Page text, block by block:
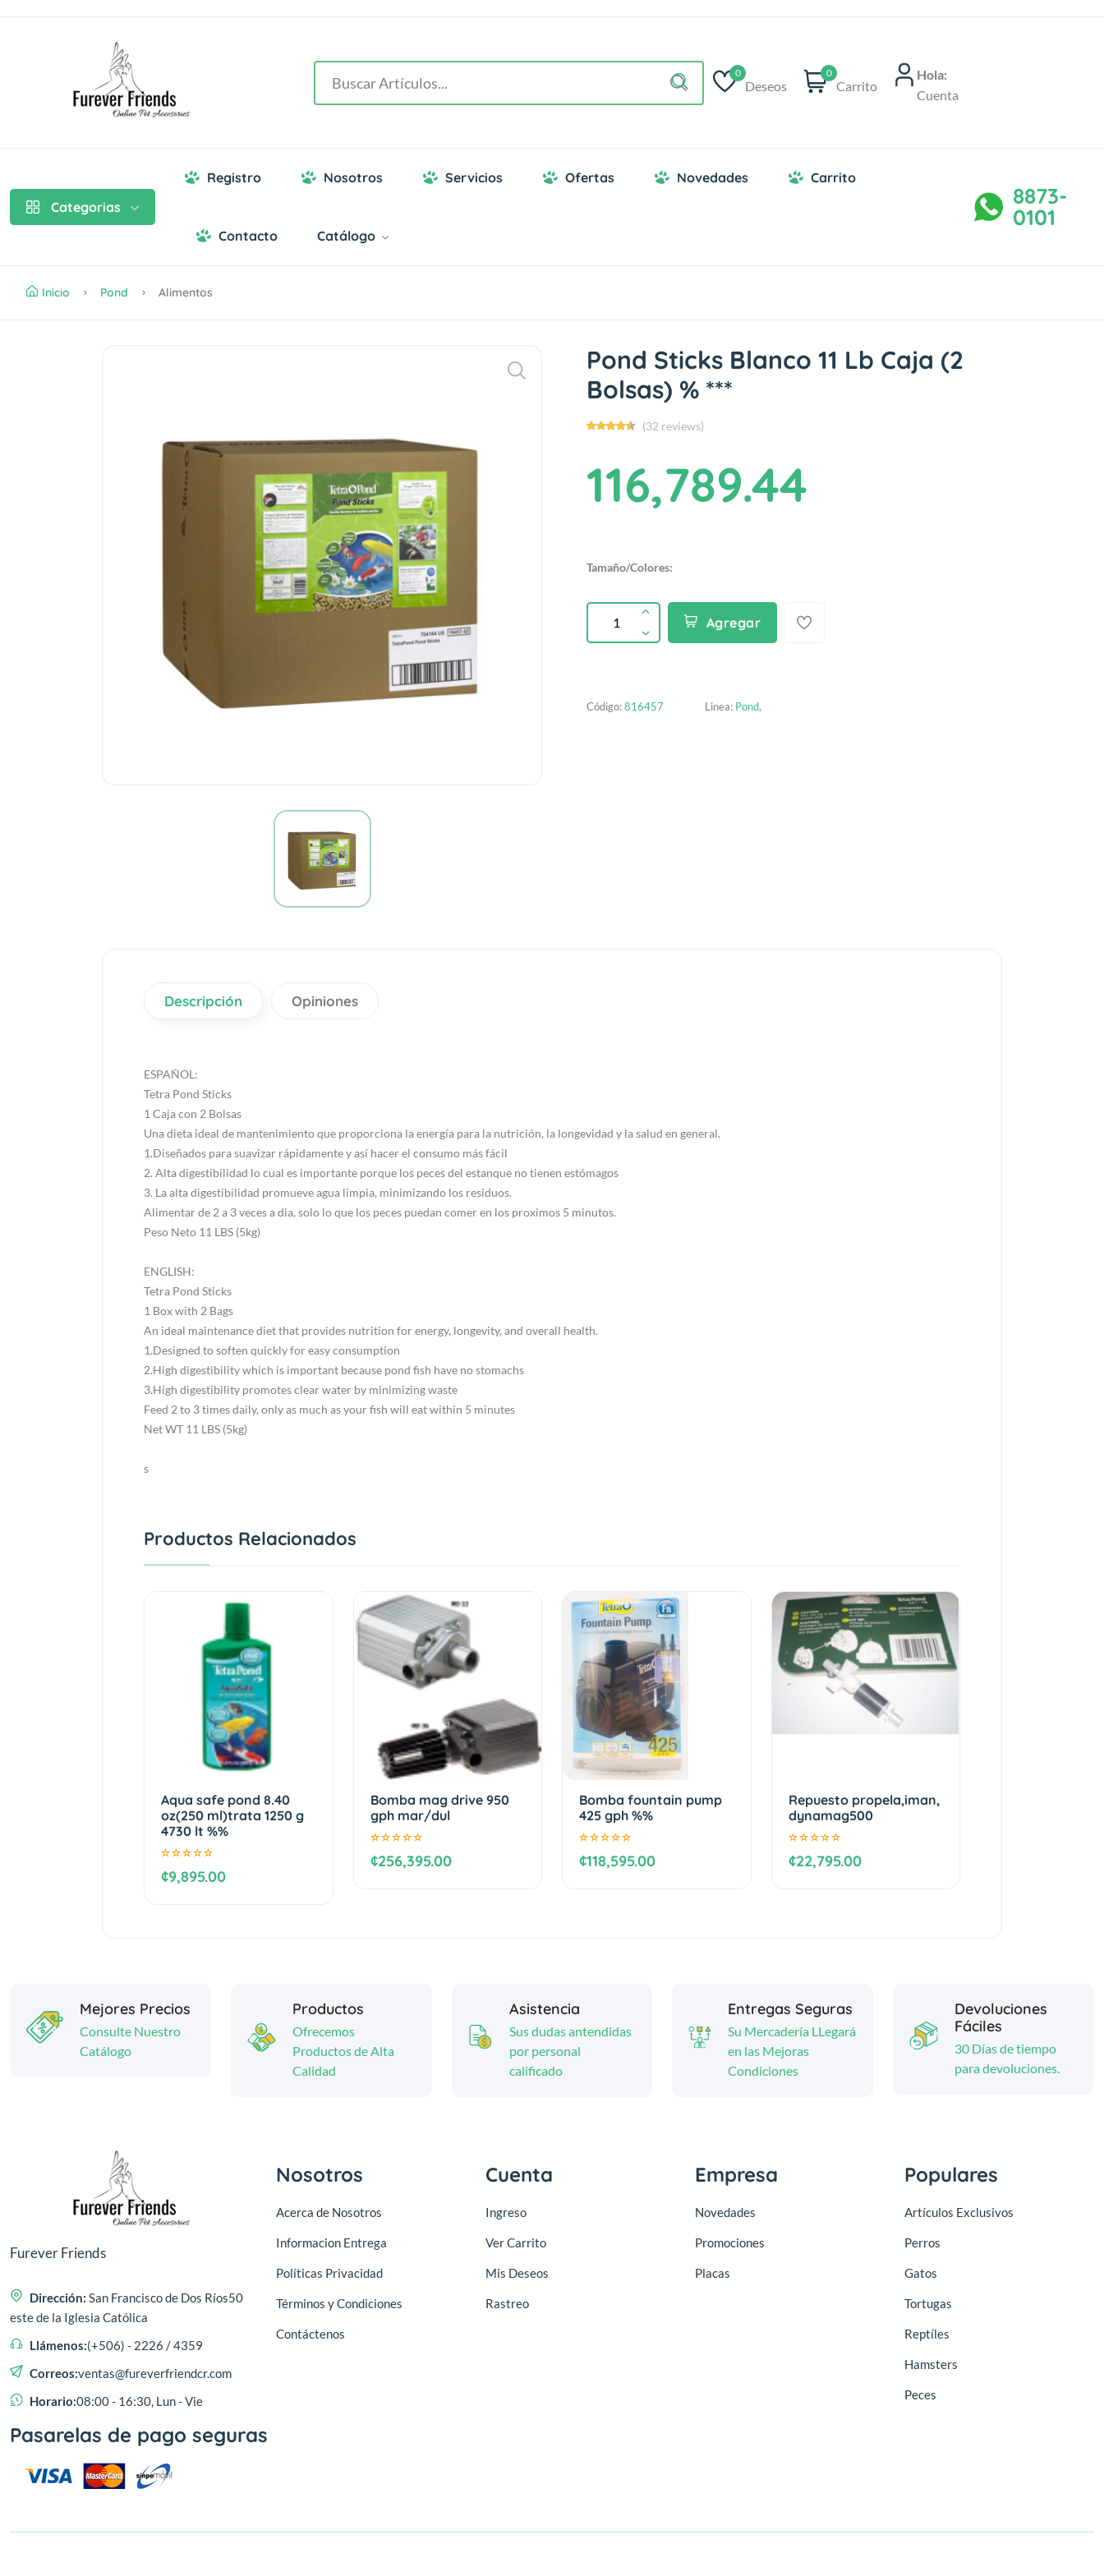
0
Deseos
0
Carrito
Hola:
Cuenta
Categorias
Registro Nosotros Servicios Ofertas Novedades Carrito
Contacto Catálogo
8873-
0101
Inicio Pond Alimentos
Pond Sticks Blanco 11 Lb Caja (2
Bolsas) % ***
(32 reviews)
116,789.44
Tamaño/Colores:
Agregar
Código:816457 Linea: Pond,
Descripción Opiniones
ESPAÑOL:
Tetra Pond Sticks
1 Caja con 2 Bolsas
Una dieta ideal de mantenimiento que proporciona la energía para la nutrición, la longevidad y la salud en general.
1.Diseñados para suavizar rápidamente y así hacer el consumo más fácil
2. Alta digestibilidad lo cual es importante porque los peces del estanque no tienen estómagos
3. La alta digestibilidad promueve agua limpia, minimizando los residuos.
Alimentar de 2 a 3 veces a dia, solo lo que los peces puedan comer en los proximos 5 minutos.
Peso Neto 11 LBS (5kg)
ENGLISH:
Tetra Pond Sticks
1 Box with 2 Bags
An ideal maintenance diet that provides nutrition for energy, longevity, and overall health.
1.Designed to soften quickly for easy consumption
2.High digestibility which is important because pond fish have no stomachs
3.High digestibility promotes clear water by minimizing waste
Feed 2 to 3 times daily, only as much as your fish will eat within 5 minutes
Net WT 11 LBS (5kg)
s
Productos Relacionados
Aqua safe pond 8.40
oz(250 ml)trata 1250 g
4730 lt %%
¢9,895.00
Bomba mag drive 950
gph mar/dul
¢256,395.00
Bomba fountain pump
425 gph %%
¢118,595.00
Repuesto propela,iman,
dynamag500
¢22,795.00
Mejores Precios
Consulte Nuestro
Catálogo
Productos
Ofrecemos
Productos de Alta
Calidad
Asistencia
Sus dudas antendidas
por personal
calificado
Entregas Seguras
Su Mercadería LLegará
en las Mejoras
Condiciones
Devoluciones
Fáciles
30 Días de tiempo
para devoluciones.
Furever Friends
Dirección: San Francisco de Dos Ríos50
este de la Iglesia Católica
Llámenos:(+506) - 2226 / 4359
Correos:ventas@fureverfriendcr.com
Horario:08:00 - 16:30, Lun - Vie
Nosotros
Acerca de Nosotros
Informacion Entrega
Políticas Privacidad
Términos y Condiciones
Contáctenos
Cuenta
Ingreso
Ver Carrito
Mis Deseos
Rastreo
Empresa
Novedades
Promociones
Placas
Populares
Artículos Exclusivos
Perros
Gatos
Tortugas
Reptíles
Hamsters
Peces
Pasarelas de pago seguras